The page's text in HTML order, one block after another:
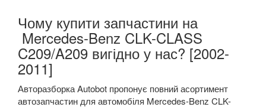
TOYOTA
VOLKSWAGEN
VOLVO
Чому купити запчастини на
Mercedes-Benz CLK-CLASS
C209/A209 вигідно у нас? [2002-
2011]
Авторазборка Autobot пропонує повний асортимент
автозапчастин для автомобіля Mercedes-Benz CLK-